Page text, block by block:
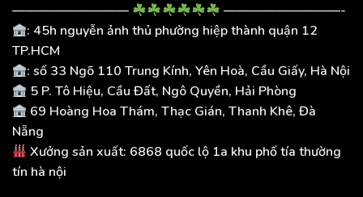
—————————
—————————-
: 45h nguyễn ảnh thủ phường hiệp thành quận 12
TP.HCM
: số 33 Ngõ 110 Trung Kính, Yên Hoà, Cầu Giấy, Hà Nội
5 P. Tô Hiệu, Cầu Đất, Ngô Quyền, Hải Phòng
69 Hoàng Hoa Thám, Thạc Gián, Thanh Khê, Đà
Nẵng
Xưởng sản xuất: 6868 quốc lộ 1a khu phố tía thường
tín hà nội